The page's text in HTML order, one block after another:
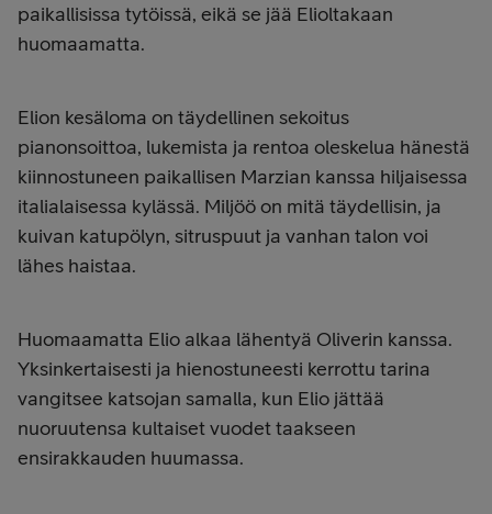
paikallisissa tytöissä, eikä se jää Elioltakaan
huomaamatta.
Elion kesäloma on täydellinen sekoitus
pianonsoittoa, lukemista ja rentoa oleskelua hänestä
kiinnostuneen paikallisen Marzian kanssa hiljaisessa
italialaisessa kylässä. Miljöö on mitä täydellisin, ja
kuivan katupölyn, sitruspuut ja vanhan talon voi
lähes haistaa.
Huomaamatta Elio alkaa lähentyä Oliverin kanssa.
Yksinkertaisesti ja hienostuneesti kerrottu tarina
vangitsee katsojan samalla, kun Elio jättää
nuoruutensa kultaiset vuodet taakseen
ensirakkauden huumassa.